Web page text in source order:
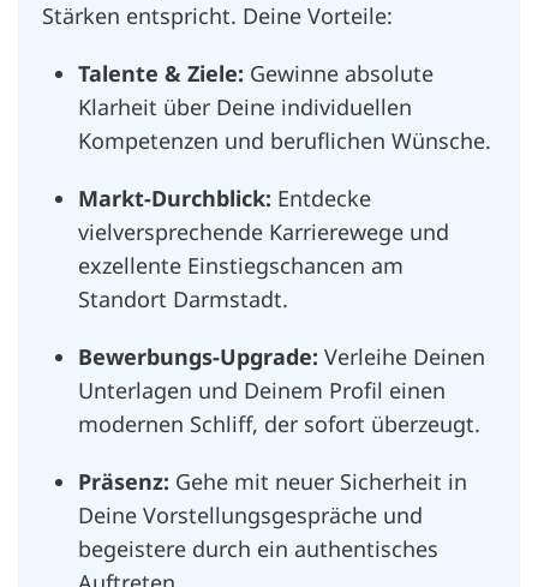
Stärken entspricht. Deine Vorteile:
Talente & Ziele: Gewinne absolute
Klarheit über Deine individuellen
Kompetenzen und beruflichen Wünsche.
Markt-Durchblick: Entdecke
vielversprechende Karrierewege und
exzellente Einstiegschancen am
Standort Darmstadt.
Bewerbungs-Upgrade: Verleihe Deinen
Unterlagen und Deinem Profil einen
modernen Schliff, der sofort überzeugt.
Präsenz: Gehe mit neuer Sicherheit in
Deine Vorstellungsgespräche und
begeistere durch ein authentisches